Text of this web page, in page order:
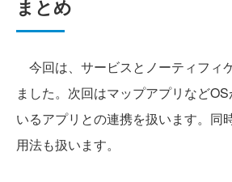
まとめ
今回は、サービスとノーティフィ
ました。次回はマップアプリなど
いるアプリとの連携を扱います。同
用法も扱います。